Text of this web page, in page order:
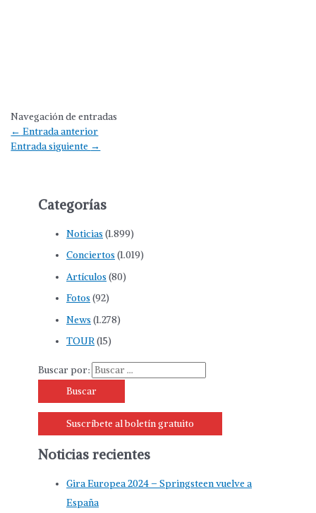
Navegación de entradas
← Entrada anterior
Entrada siguiente →
Categorías
Noticias (1.899)
Conciertos (1.019)
Artículos (80)
Fotos (92)
News (1.278)
TOUR(15)
Buscar por:
Suscríbete al boletín gratuito
Noticias recientes
Gira Europea 2024 – Springsteen vuelve a
España